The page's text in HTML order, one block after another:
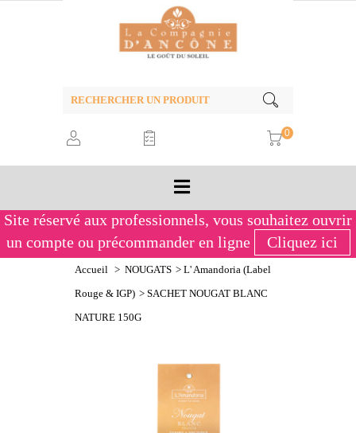
0
Site réservé aux professionnels, vous souhaitez ouvrir
un compte ou précommander en ligne
Cliquez ici
Accueil > NOUGATS > L' Amandoria (Label
Rouge & IGP) > SACHET NOUGAT BLANC
NATURE 150G